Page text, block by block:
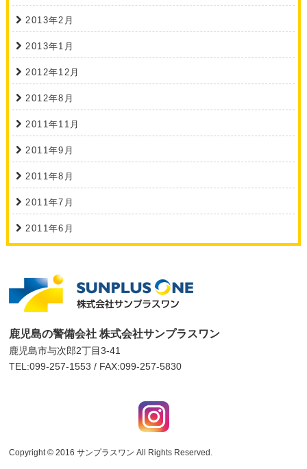
2013年2月
2013年1月
2012年12月
2012年8月
2011年11月
2011年9月
2011年8月
2011年7月
2011年6月
鹿児島の警備会社 株式会社サンプラスワン
鹿児島市与次郎2丁目3-41
TEL:099-257-1553 / FAX:099-257-5830
Copyright © 2016サンプラスワン All Rights Reserved.